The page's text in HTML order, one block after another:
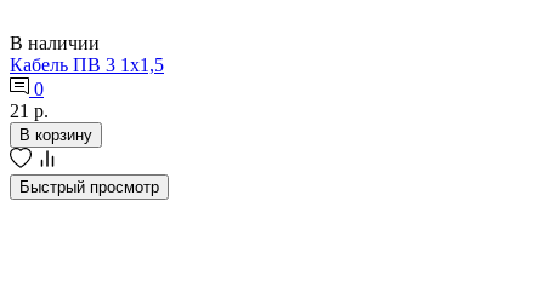
В наличии
Кабель ПВ 3 1х1,5
0
21 р.
В корзину
Быстрый просмотр